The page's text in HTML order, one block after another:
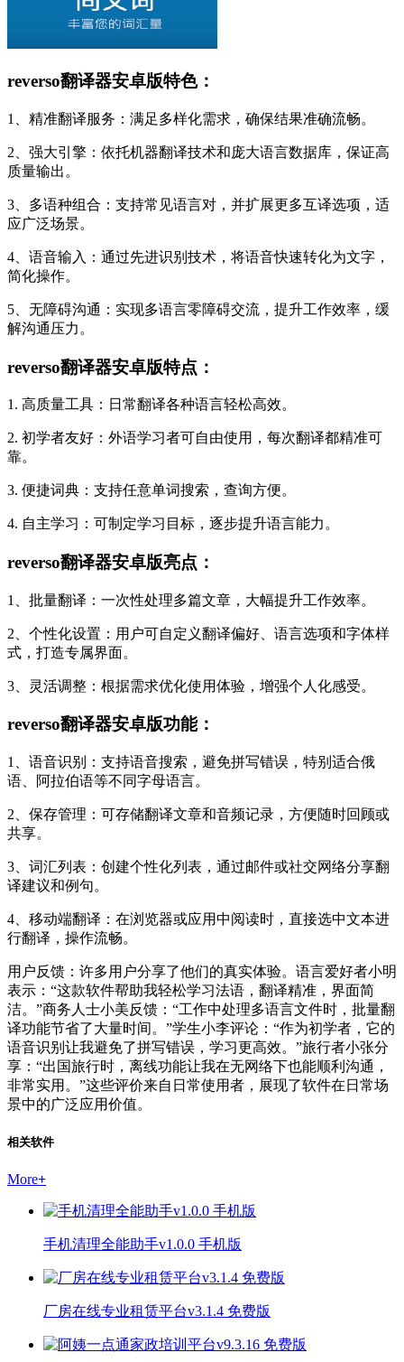
reverso翻译器安卓版特色：
1、精准翻译服务：满足多样化需求，确保结果准确流畅。
2、强大引擎：依托机器翻译技术和庞大语言数据库，保证高
质量输出。
3、多语种组合：支持常见语言对，并扩展更多互译选项，适
应广泛场景。
4、语音输入：通过先进识别技术，将语音快速转化为文字，
简化操作。
5、无障碍沟通：实现多语言零障碍交流，提升工作效率，缓
解沟通压力。
reverso翻译器安卓版特点：
1. 高质量工具：日常翻译各种语言轻松高效。
2. 初学者友好：外语学习者可自由使用，每次翻译都精准可
靠。
3. 便捷词典：支持任意单词搜索，查询方便。
4. 自主学习：可制定学习目标，逐步提升语言能力。
reverso翻译器安卓版亮点：
1、批量翻译：一次性处理多篇文章，大幅提升工作效率。
2、个性化设置：用户可自定义翻译偏好、语言选项和字体样
式，打造专属界面。
3、灵活调整：根据需求优化使用体验，增强个人化感受。
reverso翻译器安卓版功能：
1、语音识别：支持语音搜索，避免拼写错误，特别适合俄
语、阿拉伯语等不同字母语言。
2、保存管理：可存储翻译文章和音频记录，方便随时回顾或
共享。
3、词汇列表：创建个性化列表，通过邮件或社交网络分享翻
译建议和例句。
4、移动端翻译：在浏览器或应用中阅读时，直接选中文本进
行翻译，操作流畅。
用户反馈：许多用户分享了他们的真实体验。语言爱好者小明
表示：“这款软件帮助我轻松学习法语，翻译精准，界面简
洁。”商务人士小美反馈：“工作中处理多语言文件时，批量翻
译功能节省了大量时间。”学生小李评论：“作为初学者，它的
语音识别让我避免了拼写错误，学习更高效。”旅行者小张分
享：“出国旅行时，离线功能让我在无网络下也能顺利沟通，
非常实用。”这些评价来自日常使用者，展现了软件在日常场
景中的广泛应用价值。
相关软件
More+
手机清理全能助手v1.0.0 手机版
厂房在线专业租赁平台v3.1.4 免费版